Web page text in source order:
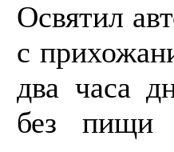
Освятил
с
два часа
без